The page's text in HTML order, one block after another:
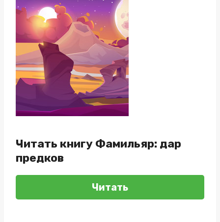
Читать книгу Фамильяр: дар
предков
Читать